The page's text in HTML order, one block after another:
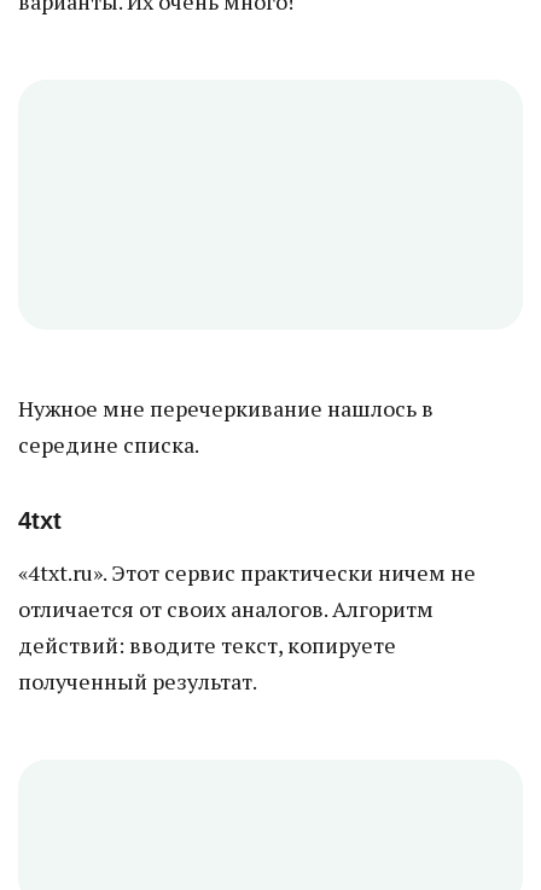
Нужное мне перечеркивание нашлось в
середине списка.
4txt
«4txt.ru». Этот сервис практически ничем не
отличается от своих аналогов. Алгоритм
действий: вводите текст, копируете
полученный результат.